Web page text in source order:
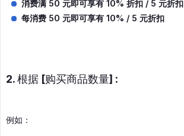
消费满 50 元即可享有 10% 折扣 / 5 元折扣
每消费 50 元即可享有 10% / 5 元折扣
2. 根据 [购买商品数量] :
例如：